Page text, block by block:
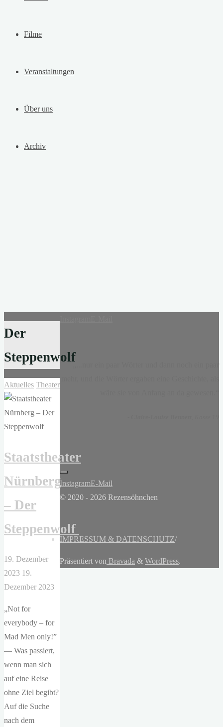
Filme
Veranstaltungen
Über uns
Archiv
Der
Steppenwolf
Aktuelles Theater
Staatstheater
Nürnberg
– Der
Steppenwolf
19. Dezember
2023 19.
Dezember 2023
„Not for
everybody – for
Mad Men only!”
— Was passiert,
wenn man sich
auf eine Reise
ohne Ziel begibt?
Auf die Suche
nach dem
InstagramE-Mail
© 2020 - 2026 Rezensöhnchen
IMPRESSUM & DATENSCHUTZ/
Präsentiert von Bravada & WordPress.